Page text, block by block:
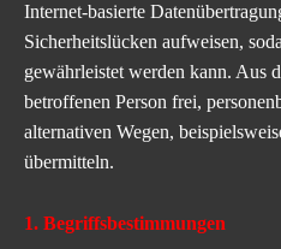
Internet-basierte
Sicherheitslücken aufweisen,
gewährleistet werden kann. Aus
betroffenen Person frei,
alternativen Wegen,
übermitteln.
1. Begriffsbestimmungen